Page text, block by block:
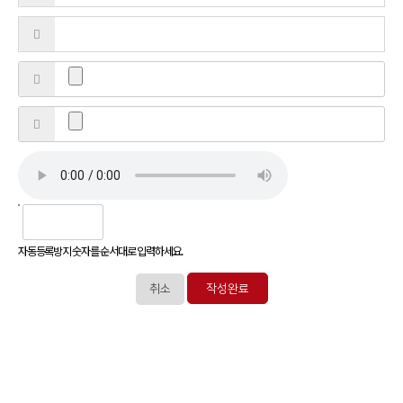
자동등록방지 숫자를 순서대로 입력하세요.
취소